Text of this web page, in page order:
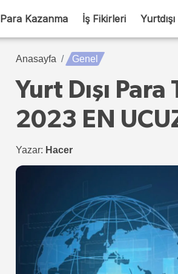
Para Kazanma İş Fikirleri
Anasayfa Genel
Yurt Dışı Para
2023 EN
Yazar: Hacer